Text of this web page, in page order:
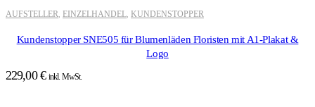
AUFSTELLER EINZELHANDEL KUNDENSTOPPER
Kundenstopper SNE505 für Blumenläden Floristen mit A1-Plakat &
Logo
229,00€ inkl. MwSt.